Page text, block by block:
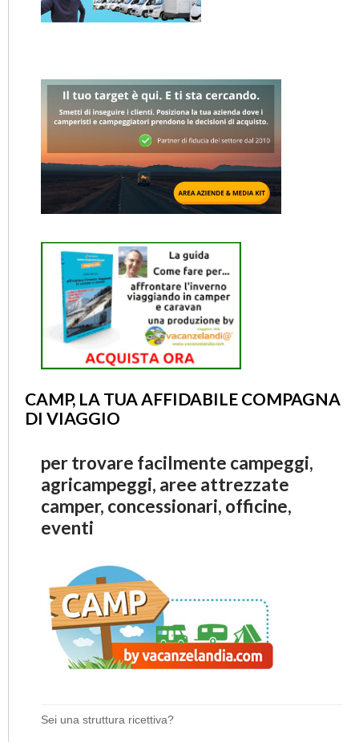
CAMP, LA TUA AFFIDABILE COMPAGNA
DI VIAGGIO
per trovare facilmente campeggi,
agricampeggi, aree attrezzate
camper, concessionari, officine,
eventi
Sei una struttura ricettiva?